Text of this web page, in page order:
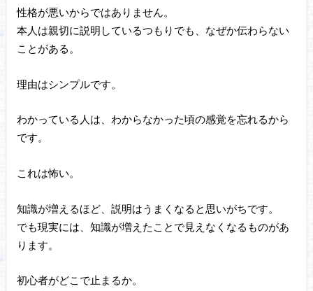
性格が悪いからではありません。
本人は親切に説明しているつもりでも、なぜか伝わらない
ことがある。
理由はシンプルです。
わかっている人は、わからなかった頃の感覚を忘れるから
です。
これは怖い。
知識が増えるほど、説明はうまくなると思いがちです。
でも現実には、知識が増えたことで見えなくなるものがあ
ります。
初心者がどこで止まるか。